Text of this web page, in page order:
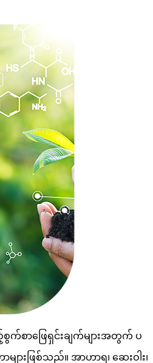
စာဖြေရှင်းချက်များအတွက် ပ
းဖြစ်သည်။ အာဟာရ၊ ဆေးဝါး၊